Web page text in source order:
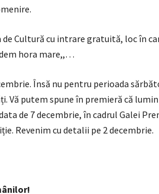
de Cultură cu intrare gratuită, loc în
hora mare,,…
Însă nu pentru perioada
Vă putem spune în premieră că
de 7 decembrie, în cadrul Galei
Revenim cu detalii pe 2 decembrie.